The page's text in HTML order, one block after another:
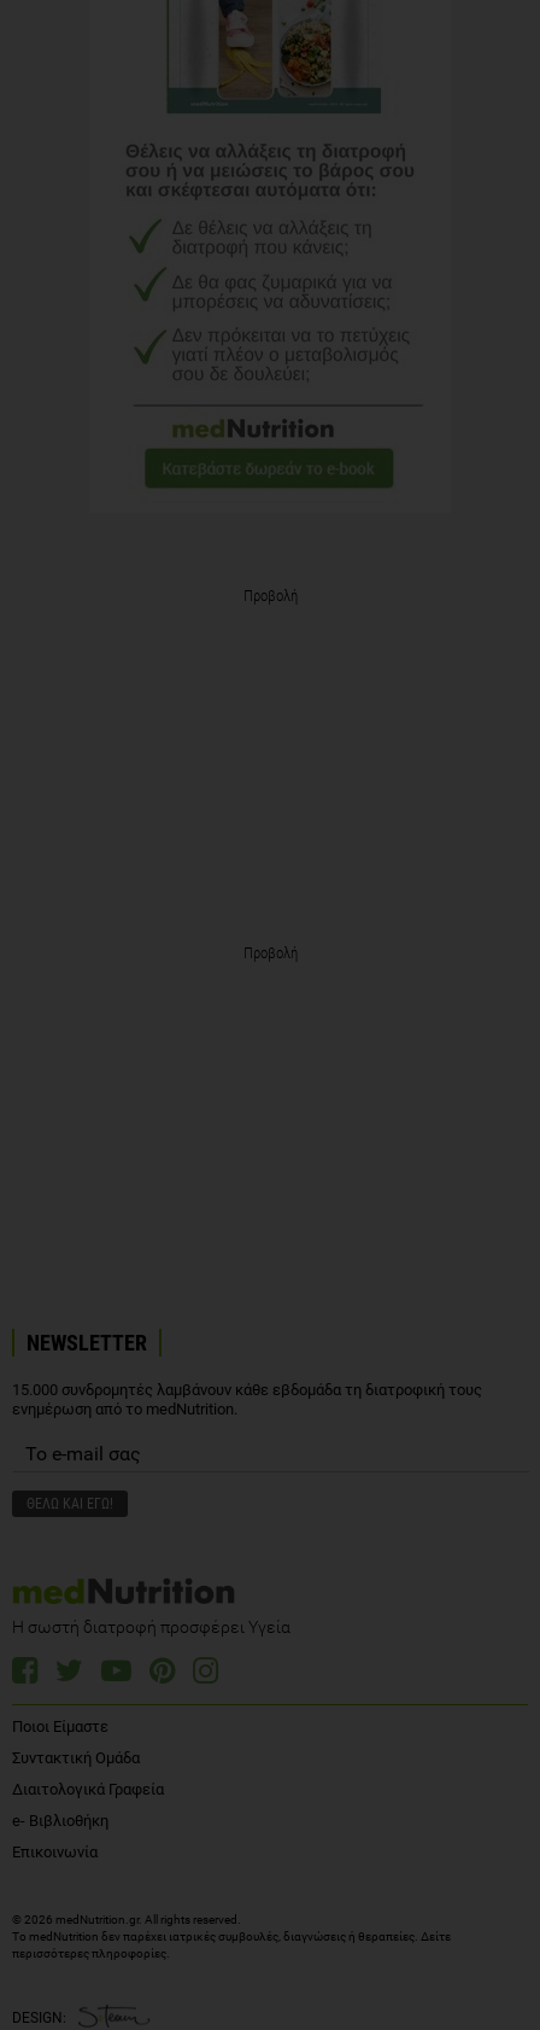
Προβολή
Προβολή
NEWSLETTER
15.000 συνδρομητές λαμβάνουν κάθε εβδομάδα τη διατροφική τους
ενημέρωση από το medNutrition.
Η σωστή διατροφή προσφέρει Υγεία
Ποιοι Είμαστε
Συντακτική Ομάδα
Διαιτολογικά Γραφεία
e- Βιβλιοθήκη
Επικοινωνία
© 2026 medNutrition.gr. All rights reserved.
Το medNutrition δεν παρέχει ιατρικές συμβουλές, διαγνώσεις ή θεραπείες. Δείτε
περισσότερες πληροφορίες
DESIGN: